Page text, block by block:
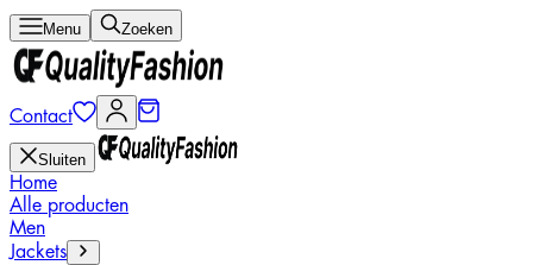
Menu Zoeken
Contact
Sluiten
Home
Alle producten
Men
Jackets